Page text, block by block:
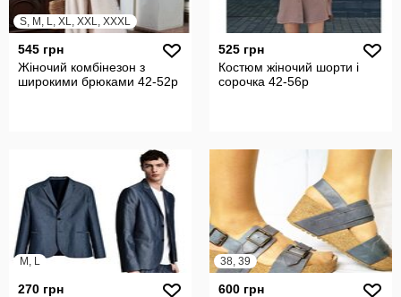
S, M, L, XL, XXL, XXXL
545 грн
Жіночий комбінезон з
широкими брюками 42-52р
525 грн
Костюм жіночий шорти і
сорочка 42-56р
M, L
270 грн
38, 39
600 грн